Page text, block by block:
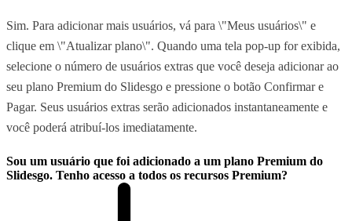
Sim. Para adicionar mais usuários, vá para \"Meus usuários\" e
clique em \"Atualizar plano\". Quando uma tela pop-up for exibida,
selecione o número de usuários extras que você deseja adicionar ao
seu plano Premium do Slidesgo e pressione o botão Confirmar e
Pagar. Seus usuários extras serão adicionados instantaneamente e
você poderá atribuí-los imediatamente.
Sou um usuário que foi adicionado a um plano Premium do
Slidesgo. Tenho acesso a todos os recursos Premium?